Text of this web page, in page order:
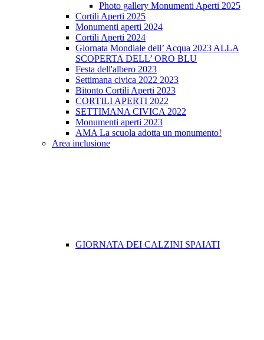
Photo gallery Monumenti Aperti 2025
Cortili Aperti 2025
Monumenti aperti 2024
Cortili Aperti 2024
Giornata Mondiale dell’ Acqua 2023 ALLA
SCOPERTA DELL’ ORO BLU
Festa dell'albero 2023
Settimana civica 2022 2023
Bitonto Cortili Aperti 2023
CORTILI APERTI 2022
SETTIMANA CIVICA 2022
Monumenti aperti 2023
AMA La scuola adotta un monumento!
Area inclusione
GIORNATA DEI CALZINI SPAIATI